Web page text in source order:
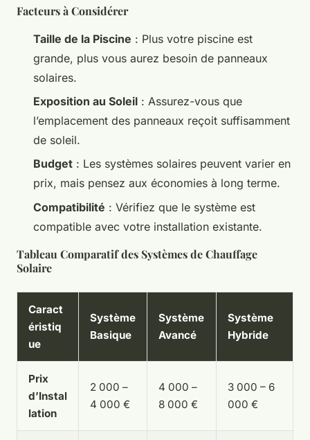
Facteurs à Considérer
Taille de la Piscine : Plus votre piscine est
grande, plus vous aurez besoin de panneaux
solaires.
Exposition au Soleil : Assurez-vous que
l’emplacement des panneaux reçoit suffisamment
de soleil.
Budget : Les systèmes solaires peuvent varier en
prix, mais pensez aux économies à long terme.
Compatibilité : Vérifiez que le système est
compatible avec votre installation existante.
Tableau Comparatif des Systèmes de Chauffage
Solaire
Caract
éristiq
ue
Système
Basique
Système
Avancé
Système
Hybride
Prix
d’Instal
lation
2 000 –
4 000 €
4 000 –
8 000 €
3 000 – 6
000 €